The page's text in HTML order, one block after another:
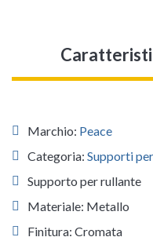
Marchio: Peace
Categoria: Supporti
Supporto per rullante
Materiale: Metallo
Finitura: Cromata